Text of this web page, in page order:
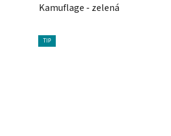
Kamuflage - zelená
TIP